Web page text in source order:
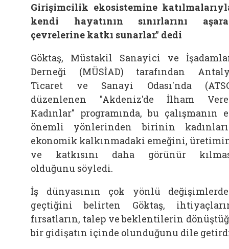
Girişimcilik ekosistemine
kendi hayatının sınırlarını
çevrelerine katkı sunarlar." dedi
Göktaş, Müstakil Sanayici ve
Derneği (MÜSİAD) tarafından
Ticaret ve Sanayi Odası'nda
düzenlenen "Akdeniz'de İlham
Kadınlar" programında, bu çalışmanın
önemli yönlerinden birinin
ekonomik kalkınmadaki emeğini,
ve katkısını daha görünür
olduğunu söyledi.
İş dünyasının çok yönlü
geçtiğini belirten Göktaş,
fırsatların, talep ve beklentilerin
bir gidişatın içinde olunduğunu dile